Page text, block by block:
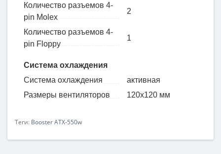
Количество разъемов 4-
pin Molex
2
Количество разъемов 4-
pin Floppy
1
Система охлаждения
Система охлаждения
активная
Размеры вентиляторов
120x120 мм
Теги: Booster ATX-550w